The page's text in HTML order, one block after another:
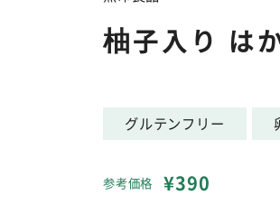
柚子入り は
グルテンフリー
参考価格 ¥390